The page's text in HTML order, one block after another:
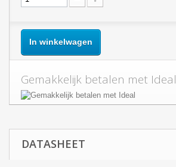
In winkelwagen
Gemakkelijk betalen met Ideal
DATASHEET